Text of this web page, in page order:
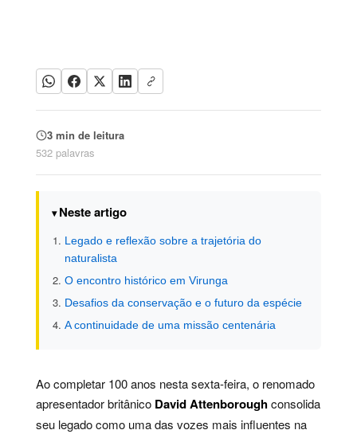
3 min de leitura
532 palavras
Neste artigo
Legado e reflexão sobre a trajetória do
naturalista
O encontro histórico em Virunga
Desafios da conservação e o futuro da espécie
A continuidade de uma missão centenária
Ao completar 100 anos nesta sexta-feira, o renomado
apresentador britânico David Attenboroughconsolida
seu legado como uma das vozes mais influentes na